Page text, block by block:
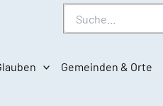
Suche
Gemeinden & Orte